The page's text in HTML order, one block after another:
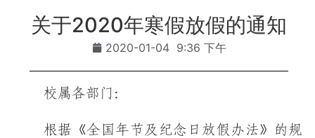
关于2020年寒假放假的通知
2020-01-04 9:36 下午
校属各部门：
根据《全国年节及纪念日放假办法》的规